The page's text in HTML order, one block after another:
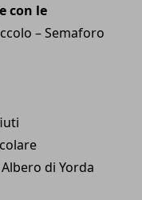
con le
– Semaforo
di Yorda